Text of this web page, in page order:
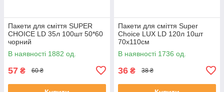
Пакети для сміття SUPER
CHOICE LD 35л 100шт 50*60
чорний
В наявності 1882 од.
57 ₴ 60 ₴
Пакети для сміття Super
Choice LUX LD 120л 10шт
70х110см
В наявності 1736 од.
36 ₴ 38 ₴